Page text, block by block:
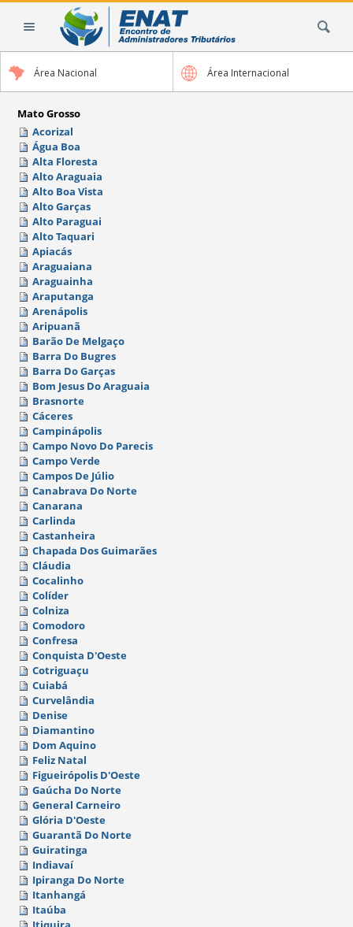
Área Nacional Área Internacional
Mato Grosso
Acorizal
Água Boa
Alta Floresta
Alto Araguaia
Alto Boa Vista
Alto Garças
Alto Paraguai
Alto Taquari
Apiacás
Araguaiana
Araguainha
Araputanga
Arenápolis
Aripuanã
Barão De Melgaço
Barra Do Bugres
Barra Do Garças
Bom Jesus Do Araguaia
Brasnorte
Cáceres
Campinápolis
Campo Novo Do Parecis
Campo Verde
Campos De Júlio
Canabrava Do Norte
Canarana
Carlinda
Castanheira
Chapada Dos Guimarães
Cláudia
Cocalinho
Colíder
Colniza
Comodoro
Confresa
Conquista D'Oeste
Cotriguaçu
Cuiabá
Curvelândia
Denise
Diamantino
Dom Aquino
Feliz Natal
Figueirópolis D'Oeste
Gaúcha Do Norte
General Carneiro
Glória D'Oeste
Guarantã Do Norte
Guiratinga
Indiavaí
Ipiranga Do Norte
Itanhangá
Itaúba